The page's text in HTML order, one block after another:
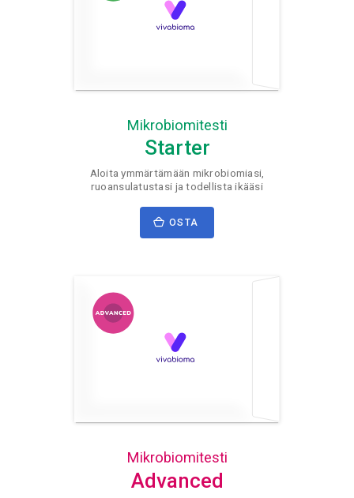
Mikrobiomitesti
Starter
Aloita ymmärtämään mikrobiomiasi,
ruoansulatustasi ja todellista ikääsi
OSTA
Mikrobiomitesti
Advanced